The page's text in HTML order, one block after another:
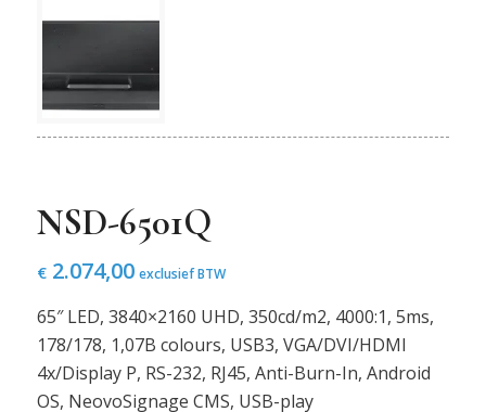
NSD-6501Q
€2.074,00 exclusief BTW
65″ LED, 3840×2160 UHD, 350cd/m2, 4000:1, 5ms,
178/178, 1,07B colours, USB3, VGA/DVI/HDMI
4x/Display P, RS-232, RJ45, Anti-Burn-In, Android
OS, NeovoSignage CMS, USB-play